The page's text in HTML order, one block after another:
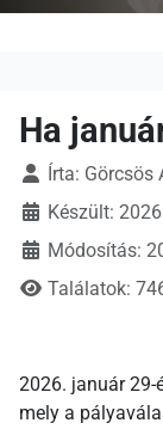
Ha
Írta: Görcsös
Készült:
Módosítás:
Találatok:
2026. január
mely a